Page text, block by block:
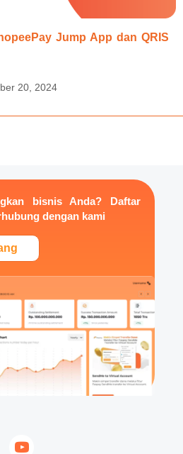
Jump App dan QRIS
20, 2024
bisnis Anda? Daftar
dengan kami